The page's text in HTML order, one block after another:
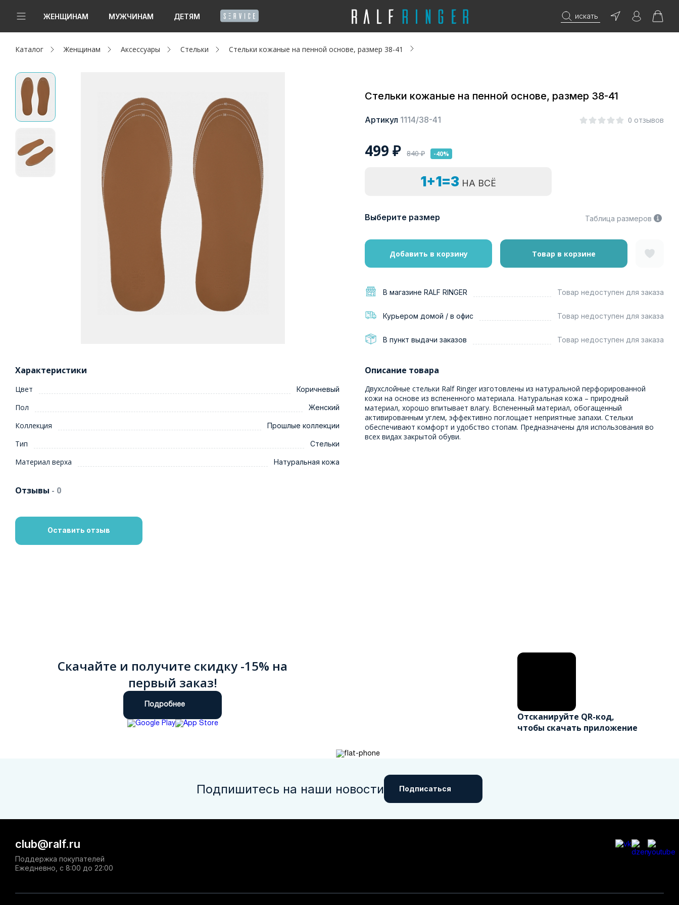
ЖЕНЩИНАМ МУЖЧИНАМ ДЕТЯМ искать
Новинки
Женщинам
Мужчинам
Капсула
Каталог Женщинам Аксессуары Стельки Стельки кожаные на пенной основе, размер 38-41
Стельки кожаные на пенной основе, размер 38-41
Артикул 1114/38-41 0 отзывов
499 ₽ 840₽ -40%
1+1=3 НА ВСЁ
Выберите размер Таблица размеров
Добавить в корзину Товар в корзине
В магазине RALF RINGER Товар недоступен для заказа
Курьером домой / в офис Товар недоступен для заказа
В пункт выдачи заказов Товар недоступен для заказа
Характеристики
Цвет Коричневый
Пол Женский
Коллекция Прошлые коллекции
Тип Стельки
Материал верха Натуральная кожа
Описание товара
Двухслойные стельки Ralf Ringer изготовлены из натуральной перфорированной
кожи на основе из вспененного материала. Натуральная кожа – природный
материал, хорошо впитывает влагу. Вспененный материал, обогащенный
активированным углем, эффективно поглощает неприятные запахи. Стельки
обеспечивают комфорт и удобство стопам. Предназначены для использования во
всех видах закрытой обуви.
Отзывы - 0
Оставить отзыв
Скачайте и получите скидку -15% на
первый заказ!
Подробнее
Отсканируйте QR-код,
чтобы скачать приложение
Подпишитесь на наши новости Подписаться
club@ralf.ru
Поддержка покупателей
Ежедневно, с 8:00 до 22:00